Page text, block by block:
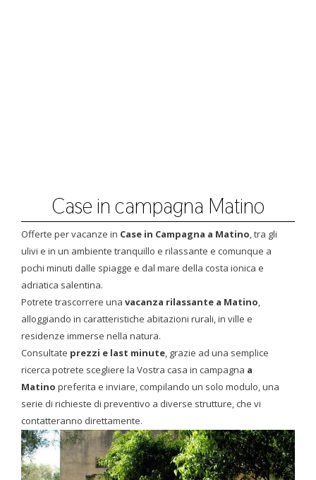
Case in campagna Matino
Offerte per vacanze in Case in Campagna a Matino, tra gli
ulivi e in un ambiente tranquillo e rilassante e comunque a
pochi minuti dalle spiagge e dal mare della costa ionica e
adriatica salentina.
Potrete trascorrere una vacanza rilassante a Matino,
alloggiando in caratteristiche abitazioni rurali, in ville e
residenze immerse nella natura.
Consultate prezzi e last minute, grazie ad una semplice
ricerca potrete scegliere la Vostra casa in campagna a
Matino preferita e inviare, compilando un solo modulo, una
serie di richieste di preventivo a diverse strutture, che vi
contatteranno direttamente.